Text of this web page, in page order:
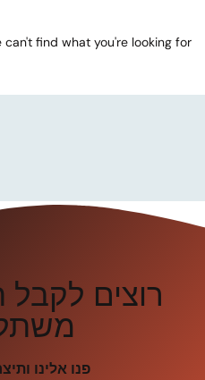
can't find what you're looking for.
רוצים
פנו אלינו